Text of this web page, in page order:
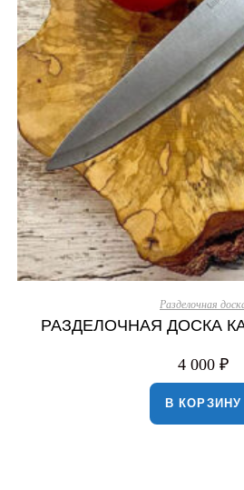
Разделочная
РАЗДЕЛОЧНАЯ ДОСКА
4 000 ₽
В КОРЗИНУ